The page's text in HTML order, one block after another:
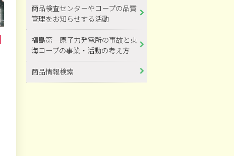
商品検査センターやコープの品質
管理をお知らせする活動
福島第一原子力発電所の事故と東
海コープの事業・活動の考え方
商品情報検索